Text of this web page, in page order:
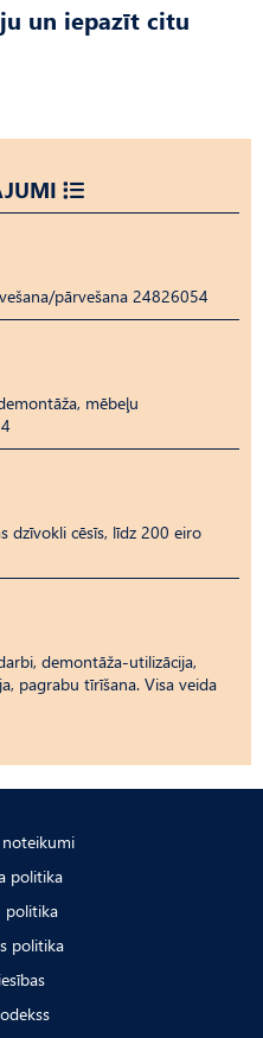
un iepazīt citu
pārvešana 24826054
mēbeļu
dzīvokli cēsīs, līdz 200 eiro
demontāža-utilizācija,
pagrabu tīrīšana. Visa veida
noteikumi
politika
politika
politika